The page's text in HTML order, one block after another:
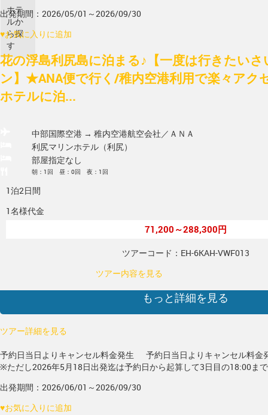
ホテ
ルか
ら探
す
出発期間：2026/05/01～2026/09/30
♥お気に入りに追加
花の浮島利尻島に泊まる♪【一度は行きたい
ン】★ANA便で行く/稚内空港利用で楽々アク
ホテルに泊...
中部国際空港 → 稚内空港航空会社／ＡＮＡ
利尻マリンホテル（利尻）
部屋指定なし
朝：1回 昼：0回 夜：1回
1泊2日間
1名様代金
71,200～288,300円
ツアーコード：EH-6KAH-VWF013
ツアー内容を見る
もっと詳細を見る
ツアー詳細を見る
予約日当日よりキャンセル料金発生
予約日当日よりキャンセル料金
※ただし2026年5月18日出発迄は予約日から起算して3日目の18:00ま
出発期間：2026/06/01～2026/09/30
♥お気に入りに追加